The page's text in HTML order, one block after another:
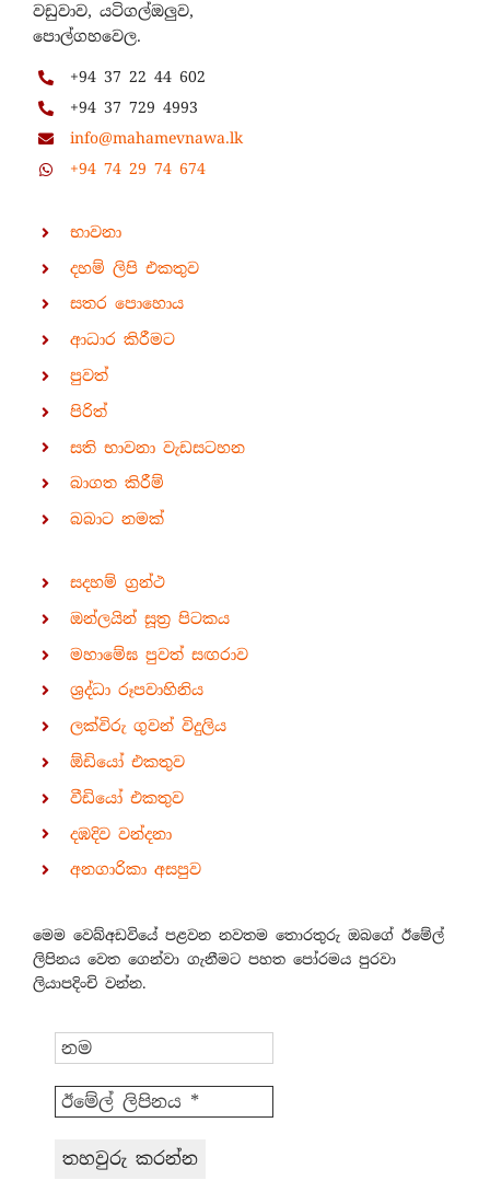
වඩුවාව, යටිගල්ඔලුව,
පොල්ගහවෙල.
+94 37 22 44 602
+94 37 729 4993
info@mahamevnawa.lk
+94 74 29 74 674
භාවනා
දහම් ලිපි එකතුව
සතර පොහොය
ආධාර කිරීමට
පුවත්
පිරිත්
සති භාවනා වැඩසටහන
බාගත කිරීම්
බබාට නමක්
සදහම් ග්‍රන්ථ
ඔන්ලයින් සූත්‍ර පිටකය
මහාමේඝ පුවත් සඟරාව
ශ්‍රද්ධා රූපවාහිනිය
ලක්විරු ගුවන් විදුලිය
ඕඩියෝ එකතුව
වීඩියෝ එකතුව
දඹදිව වන්දනා
අනගාරිකා අසපුව
මෙම වෙබ්අඩවියේ පළවන නවතම තොරතුරු ඔබගේ ඊමේල්
ලිපිනය වෙත ගෙන්වා ගැනීමට පහත පෝරමය පුරවා
ලියාපදිංචි වන්න.